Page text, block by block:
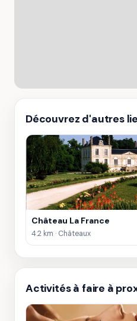
Découvrez d'autres
Château La France
4.2 km · Châteaux
Activités à faire à